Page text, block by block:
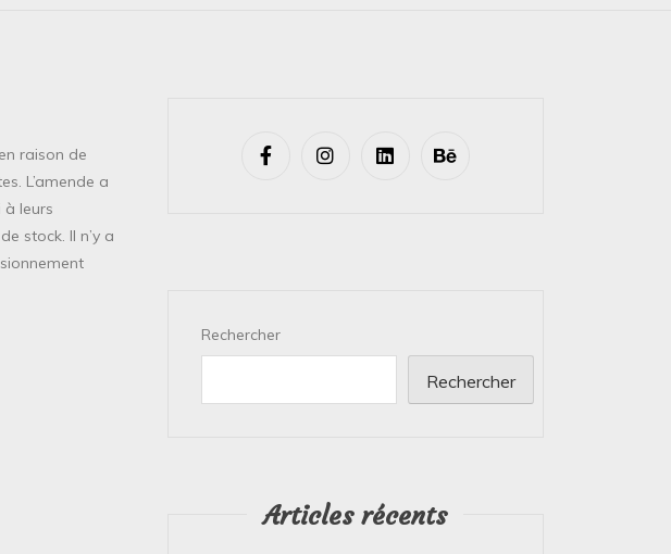
raison de
L’amende a
leurs
stock. Il n’y a
Rechercher
Rechercher
Articles récents